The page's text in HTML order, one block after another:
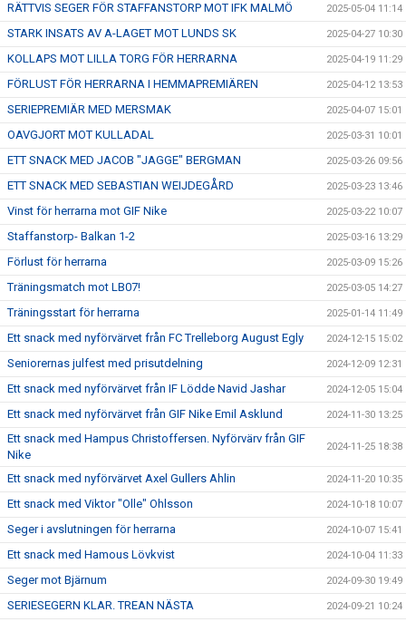
RÄTTVIS SEGER FÖR STAFFANSTORP MOT IFK MALMÖ 2025-05-04 11:14
STARK INSATS AV A-LAGET MOT LUNDS SK 2025-04-27 10:30
KOLLAPS MOT LILLA TORG FÖR HERRARNA 2025-04-19 11:29
FÖRLUST FÖR HERRARNA I HEMMAPREMIÄREN 2025-04-12 13:53
SERIEPREMIÄR MED MERSMAK 2025-04-07 15:01
OAVGJORT MOT KULLADAL 2025-03-31 10:01
ETT SNACK MED JACOB "JAGGE" BERGMAN 2025-03-26 09:56
ETT SNACK MED SEBASTIAN WEIJDEGÅRD 2025-03-23 13:46
Vinst för herrarna mot GIF Nike 2025-03-22 10:07
Staffanstorp- Balkan 1-2 2025-03-16 13:29
Förlust för herrarna 2025-03-09 15:26
Träningsmatch mot LB07! 2025-03-05 14:27
Träningsstart för herrarna 2025-01-14 11:49
Ett snack med nyförvärvet från FC Trelleborg August Egly 2024-12-15 15:02
Seniorernas julfest med prisutdelning 2024-12-09 12:31
Ett snack med nyförvärvet från IF Lödde Navid Jashar 2024-12-05 15:04
Ett snack med nyförvärvet från GIF Nike Emil Asklund 2024-11-30 13:25
Ett snack med Hampus Christoffersen. Nyförvärv från GIF
Nike
2024-11-25 18:38
Ett snack med nyförvärvet Axel Gullers Ahlin 2024-11-20 10:35
Ett snack med Viktor "Olle" Ohlsson 2024-10-18 10:07
Seger i avslutningen för herrarna 2024-10-07 15:41
Ett snack med Hamous Lövkvist 2024-10-04 11:33
Seger mot Bjärnum 2024-09-30 19:49
SERIESEGERN KLAR. TREAN NÄSTA 2024-09-21 10:24